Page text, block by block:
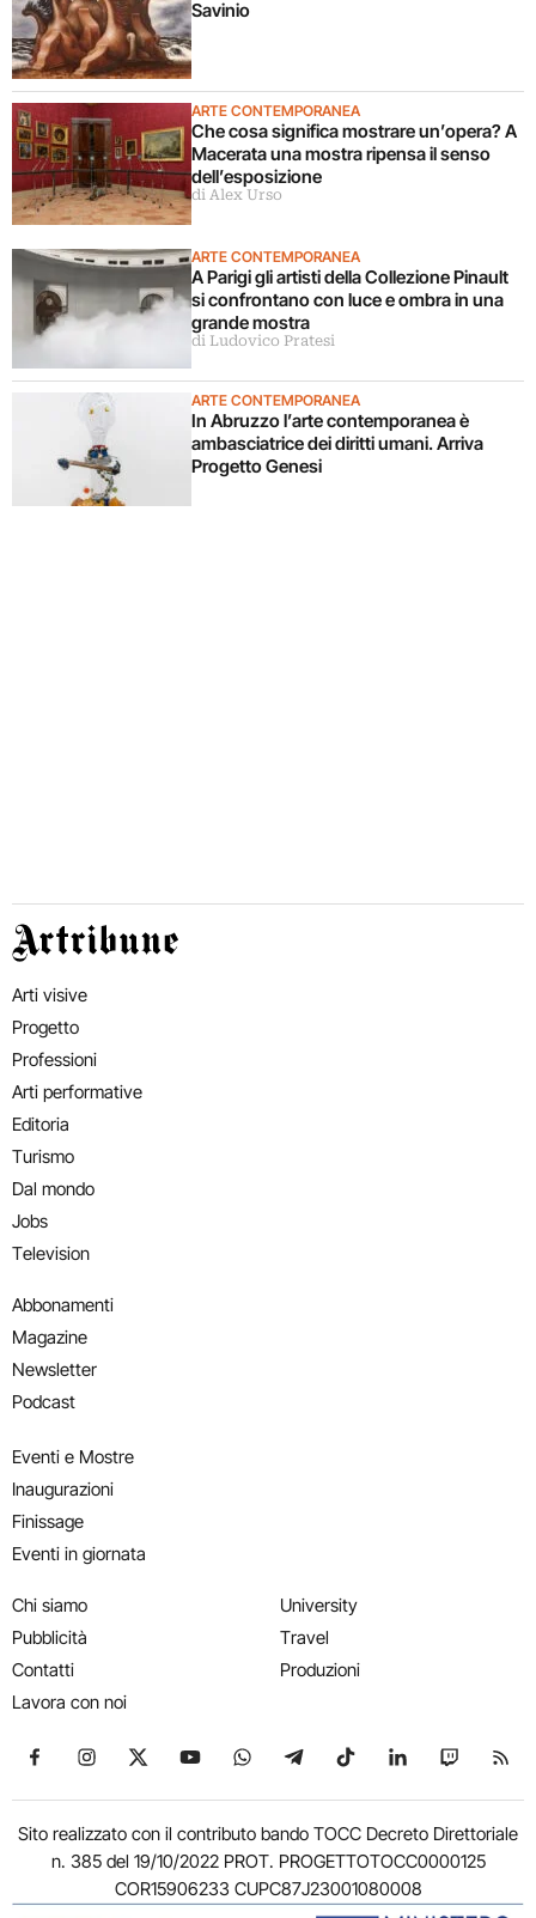
Savinio
ARTE CONTEMPORANEA
Che cosa significa mostrare un’opera? A
Macerata una mostra ripensa il senso
dell’esposizione
di Alex Urso
ARTE CONTEMPORANEA
A Parigi gli artisti della Collezione Pinault
si confrontano con luce e ombra in una
grande mostra
di Ludovico Pratesi
ARTE CONTEMPORANEA
In Abruzzo l’arte contemporanea è
ambasciatrice dei diritti umani. Arriva
Progetto Genesi
Artribune
Arti visive
Progetto
Professioni
Arti performative
Editoria
Turismo
Dal mondo
Jobs
Television
Abbonamenti
Magazine
Newsletter
Podcast
Eventi e Mostre
Inaugurazioni
Finissage
Eventi in giornata
Chi siamo
Pubblicità
Contatti
Lavora con noi
University
Travel
Produzioni
Seguici su Facebook
Seguici su Instagram
Seguici su X
Seguici su YouTube
Seguici su WhatsApp
Seguici su Telegram
Seguici su TikTok
Seguici su
Seguici
Sito realizzato con il contributo bando TOCC Decreto Direttoriale
n. 385 del 19/10/2022 PROT. PROGETTOTOCC0000125
COR15906233 CUPC87J23001080008